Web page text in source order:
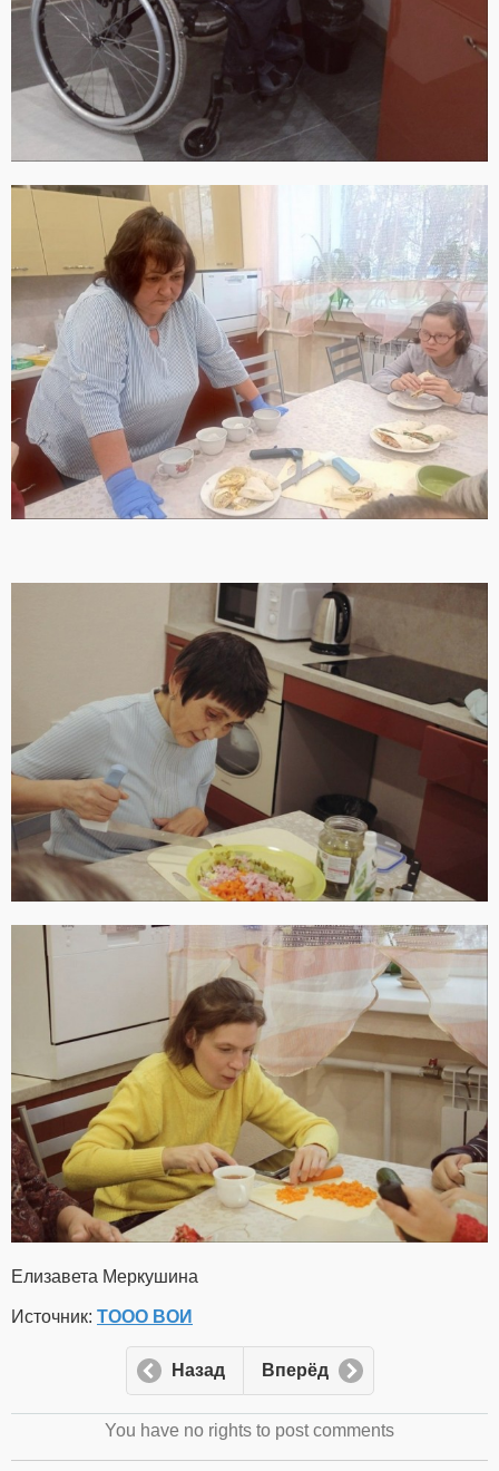
Елизавета Меркушина
Источник: ТООО ВОИ
Назад Вперёд
You have no rights to post comments